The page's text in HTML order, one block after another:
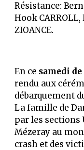
Résistance:
Hook CARROLL,
ZIOANCE.
En ce samedi
rendu aux
débarquement
La famille de
par les sections
Mézeray au
crash et des